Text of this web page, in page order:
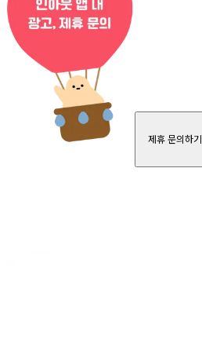
제휴 문의하기